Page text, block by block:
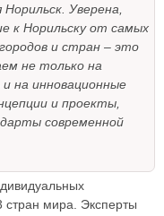
Уверена,
к Норильску от самых
и стран – это
не только на
на инновационные
и проекты,
современной
стран мира. Эксперты